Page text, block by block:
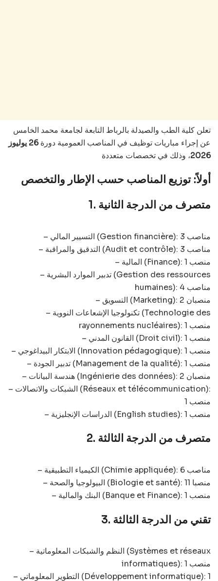
تعلن كلية الطب والصيدلة بالرباط التابعة لجامعة محمد الخامس
عن إجراء مباريات توظيف في المناصب العمومية دورة
26 يوليوز
2026، وذلك في تخصصات متعددة
أولاً: توزيع المناصب حسب الإطار والتخصص
1. متصرف من الدرجة الثانية
– التسيير المالي (Gestion financière): 3 مناصب
– التدقيق والمراقبة (Audit et contrôle): 3 مناصب
– المالية (Finance): 1 منصب
– تدبير الموارد البشرية (Gestion des ressources
humaines): 4 مناصب
– التسويق (Marketing): 2 منصبان
– تكنولوجيا الإشعاعات النووية (Technologie des
rayonnements nucléaires): 1 منصب
– القانون المدني (Droit civil): 1 منصب
– الابتكار البيداغوجي (Innovation pédagogique): 1 منصب
– تدبير الجودة (Management de la qualité): 1 منصب
– هندسة البيانات (Ingénierie des données): 2 منصبان
– الشبكات والاتصالات (Réseaux et télécommunication):
1 منصب
– الدراسات الإنجليزية (English studies): 1 منصب
2. متصرف من الدرجة الثالثة
– الكيمياء التطبيقية (Chimie appliquée): 6 مناصب
– البيولوجيا والصحة (Biologie et santé): 11 منصبا
– البنك والمالية (Banque et Finance): 1 منصب
3. تقني من الدرجة الثالثة
– النظم والشبكات المعلوماتية (Systèmes et réseaux
informatiques): 1 منصب
– التطوير المعلوماتي (Développement informatique): 1